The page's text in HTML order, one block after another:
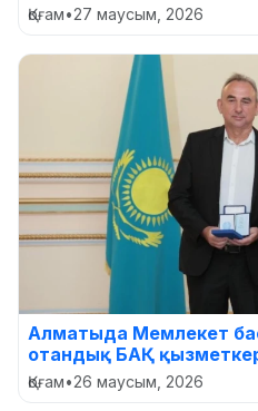
Қоғам•27 маусым, 2026
Алматыда Мемлекет
отандық БАҚ
Қоғам•26 маусым, 2026